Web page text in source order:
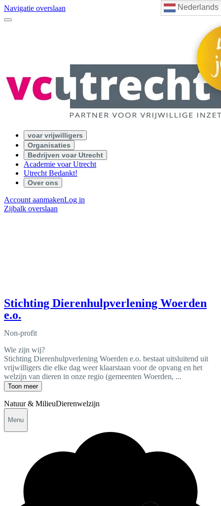
Nederlands
Navigatie overslaan
voar vrijwilligers
Organisaties
Bedrijven voar Utrecht
Academie voar Utrecht
Utrecht Bedankt!
Over ons
Account aanmakenLog in
Zijbalk overslaan
Stichting Dierenhulpverlening Woerden
e.o.
Non-profit
Wie zijn wij?
Stichting Dierenhulpverlening Woerden e.o. bestaat uitsluitend uit
vrijwilligers die elke dag weer klaarstaan voor de opvang en het
welzijn van dieren in onze regio (gemeenten Woerden, ...
Toon meer
Natuur & MilieuDierenwelzijn
Menu